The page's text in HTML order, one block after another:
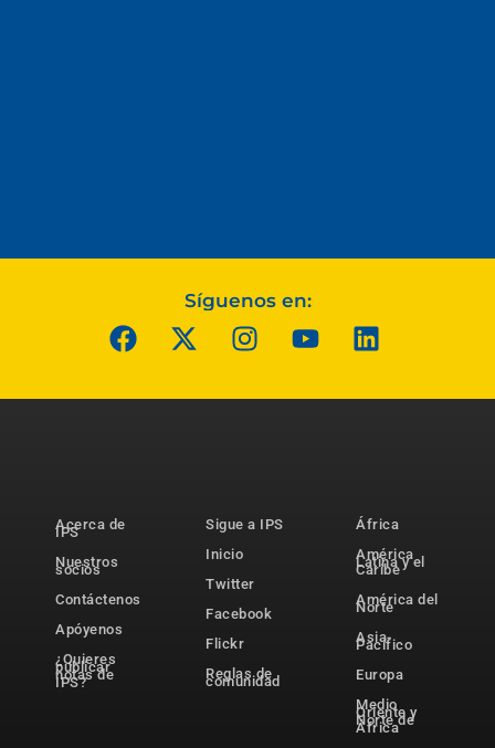
Síguenos en:
Acerca de
IPS
Nuestros
socios
Contáctenos
Apóyenos
¿Quieres
publicar
notas de
IPS?
Sigue a IPS
Inicio
Twitter
Facebook
Flickr
Reglas de
comunidad
África
América
Latina y el
Caribe
América del
Norte
Asia-
Pacífico
Europa
Medio
Oriente y
Norte de
África